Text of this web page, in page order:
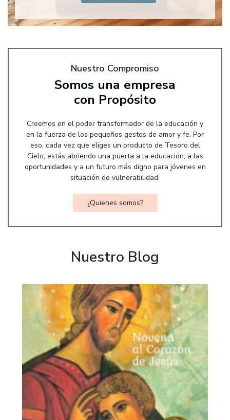
Nuestro Compromiso
Somos una empresa
con Propósito
Creemos en el poder transformador de la educación y
en la fuerza de los pequeños gestos de amor y fe. Por
eso, cada vez que eliges un producto de Tesoro del
Cielo, estás abriendo una puerta a la educación, a las
oportunidades y a un futuro más digno para jóvenes en
situación de vulnerabilidad.
¿Quienes somos?
Nuestro Blog